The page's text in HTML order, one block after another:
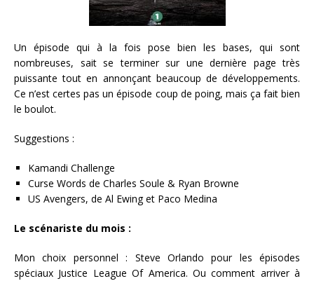
Un épisode qui à la fois pose bien les bases, qui sont
nombreuses, sait se terminer sur une dernière page très
puissante tout en annonçant beaucoup de développements.
Ce n’est certes pas un épisode coup de poing, mais ça fait bien
le boulot.
Suggestions :
Kamandi Challenge
Curse Words de Charles Soule & Ryan Browne
US Avengers, de Al Ewing et Paco Medina
Le scénariste du mois :
Mon choix personnel : Steve Orlando pour les épisodes
spéciaux Justice League Of America. Ou comment arriver à